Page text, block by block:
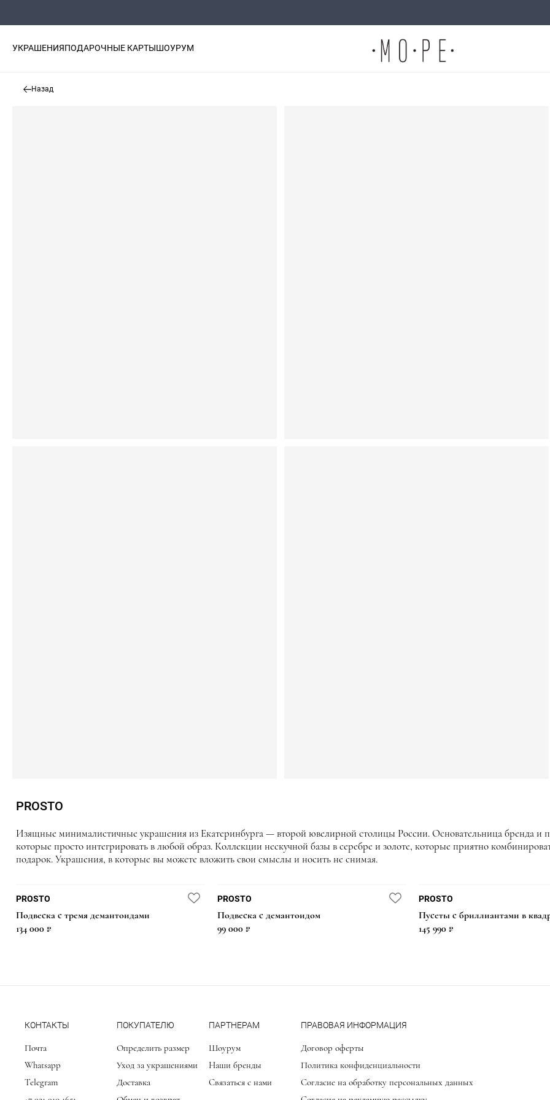
УКРАШЕНИЯПОДАРОЧНЫЕ КАРТЫШОУРУМ
Назад
PROSTO
Изящные минималистичные украшения из Екатеринбурга — второй ювелирной столицы России. Основательница бренда и
которые просто интегрировать в любой образ. Коллекции нескучной базы в серебре и золоте, которые приятно
подарок. Украшения, в которые вы можете вложить свои смыслы и носить не снимая.
PROSTO
Подвеска с тремя демантоидами
134 000 ₽
PROSTO
Подвеска с демантоидом
99 000 ₽
PROSTO
Пусеты с бриллиантами в
145 990 ₽
НОВИНКА
59 000 ₽
НОВИНКА
59 000 ₽
БЕСТСЕЛЛЕР
32 450 ₽
87 500 ₽
КОНТАКТЫ
Почта
Whatsapp
Telegram
ПОКУПАТЕЛЮ
Определить размер
Уход за украшениями
Доставка
ПАРТНЕРАМ
Шоурум
Наши бренды
Связаться с нами
ПРАВОВАЯ ИНФОРМАЦИЯ
Договор оферты
Политика конфиденциальности
Согласие на обработку персональных данных